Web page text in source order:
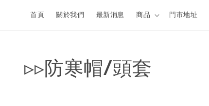
首頁 關於我們 最新消息 商品 門市地址
▹▹防寒帽/頭套